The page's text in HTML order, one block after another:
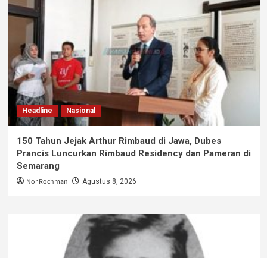
Headline Nasional
150 Tahun Jejak Arthur Rimbaud di Jawa, Dubes
Prancis Luncurkan Rimbaud Residency dan Pameran di
Semarang
Nor Rochman Agustus 8, 2026